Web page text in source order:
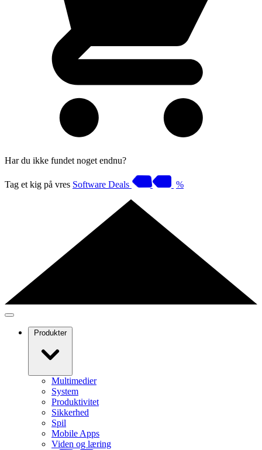
Har du ikke fundet noget endnu?
Tag et kig på vres Software Deals %
Produkter
Multimedier
System
Produktivitet
Sikkerhed
Spil
Mobile Apps
Viden og læring